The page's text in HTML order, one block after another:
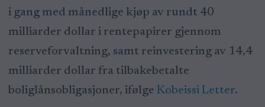
i gang med månedlige kjøp av rundt 40
milliarder dollar i rentepapirer gjennom
reserveforvaltning, samt reinvestering av 14,4
milliarder dollar fra tilbakebetalte
boliglånsobligasjoner, ifølge Kobeissi Letter.